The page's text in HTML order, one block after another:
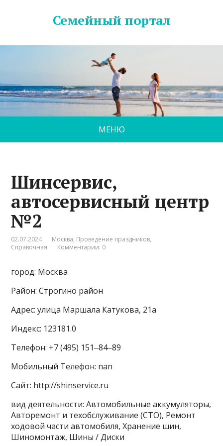
Семейный портал
МЕНЮ
Шинсервис,
автосервисный центр
№2
02.07.2024 Москва, Проведение праздников,
Справочная
Комментарии: 0
город: Москва
Район: Строгино район
Адрес: улица Маршала Катукова, 21а
Индекс: 123181.0
Телефон: +7 (495) 151‒84‒89
Мобильный Телефон: nan
Сайт: http://shinservice.ru
вид деятельности: Автомобильные аккумуляторы,
Авторемонт и техобслуживание (СТО), Ремонт
ходовой части автомобиля, Хранение шин,
Шиномонтаж, Шины / Диски